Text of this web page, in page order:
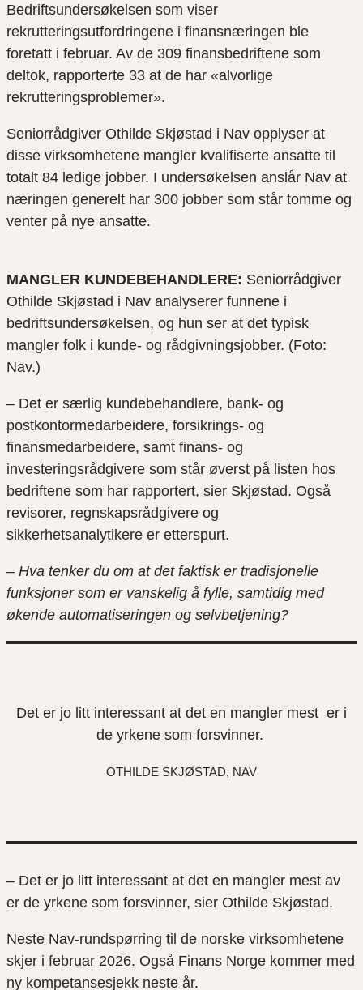
Bedriftsundersøkelsen som viser
rekrutteringsutfordringene i finansnæringen ble
foretatt i februar. Av de 309 finansbedriftene som
deltok, rapporterte 33 at de har «alvorlige
rekrutteringsproblemer».
Seniorrådgiver Othilde Skjøstad i Nav opplyser at
disse virksomhetene mangler kvalifiserte ansatte til
totalt 84 ledige jobber. I undersøkelsen anslår Nav at
næringen generelt har 300 jobber som står tomme og
venter på nye ansatte.
MANGLER KUNDEBEHANDLERE: Seniorrådgiver
Othilde Skjøstad i Nav analyserer funnene i
bedriftsundersøkelsen, og hun ser at det typisk
mangler folk i kunde- og rådgivningsjobber. (Foto:
Nav.)
– Det er særlig kundebehandlere, bank- og
postkontormedarbeidere, forsikrings- og
finansmedarbeidere, samt finans- og
investeringsrådgivere som står øverst på listen hos
bedriftene som har rapportert, sier Skjøstad. Også
revisorer, regnskapsrådgivere og
sikkerhetsanalytikere er etterspurt.
– Hva tenker du om at det faktisk er tradisjonelle
funksjoner som er vanskelig å fylle, samtidig med
økende automatiseringen og selvbetjening?
Det er jo litt interessant at det en mangler mest er i
de yrkene som forsvinner.
OTHILDE SKJØSTAD, NAV
– Det er jo litt interessant at det en mangler mest av
er de yrkene som forsvinner, sier Othilde Skjøstad.
Neste Nav-rundspørring til de norske virksomhetene
skjer i februar 2026. Også Finans Norge kommer med
ny kompetansesjekk neste år.